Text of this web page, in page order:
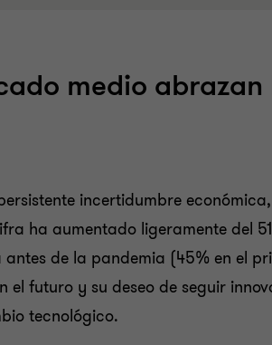
medio
incertidumbre
ha aumentado ligeramente del
de la pandemia (45% en el
el futuro y su deseo de seguir
tecnológico.